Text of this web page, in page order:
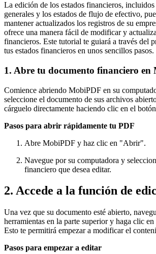
La edición de los estados financieros, incluidos
generales y los estados de flujo de efectivo,
mantener actualizados los registros de su
ofrece una manera fácil de modificar y
financieros. Este tutorial te guiará a través del
tus estados financieros en unos sencillos pasos.
1. Abre tu documento financiero en
Comience abriendo MobiPDF en su
seleccione el documento de sus archivos
cárguelo directamente haciendo clic en el
Pasos para abrir rápidamente tu PDF
Abre MobiPDF y haz clic en "Abrir".
Navegue por su computadora y
financiero que desea editar.
2. Accede a la función de
Una vez que su documento esté abierto,
herramientas en la parte superior y haga clic
Esto te permitirá empezar a modificar el
Pasos para empezar a editar